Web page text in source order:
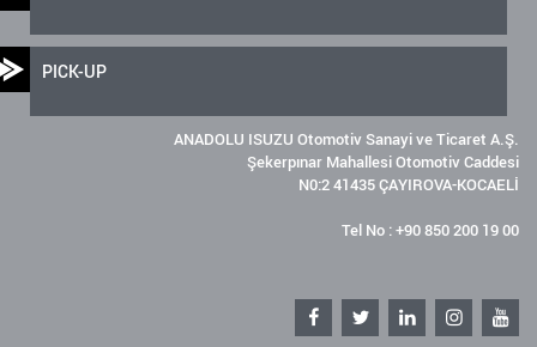
PICK-UP
ANADOLU ISUZU Otomotiv Sanayi ve Ticaret A.Ş.
Şekerpınar Mahallesi Otomotiv Caddesi
N0:2 41435 ÇAYIROVA-KOCAELİ
Tel No : +90 850 200 19 00